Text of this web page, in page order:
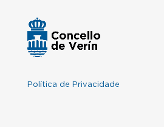
Política de Privacidade